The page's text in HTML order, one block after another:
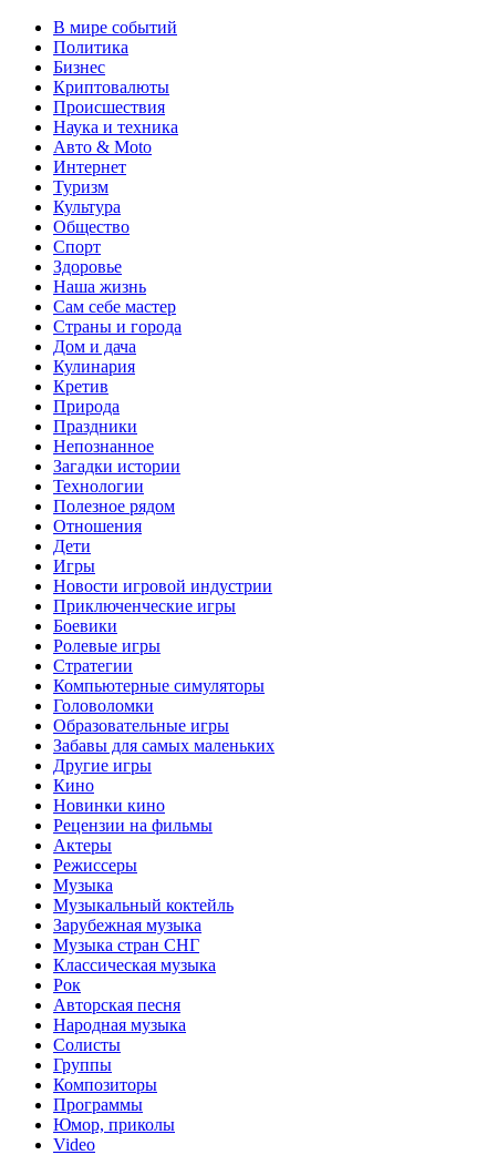
В мире событий
Политика
Бизнес
Криптовалюты
Происшествия
Наука и техника
Авто & Moto
Интернет
Туризм
Культура
Общество
Спорт
Здоровье
Наша жизнь
Сам себе мастер
Страны и города
Дом и дача
Кулинария
Кретив
Природа
Праздники
Непознанное
Загадки истории
Технологии
Полезное рядом
Отношения
Дети
Игры
Новости игровой индустрии
Приключенческие игры
Боевики
Ролевые игры
Стратегии
Компьютерные симуляторы
Головоломки
Образовательные игры
Забавы для самых маленьких
Другие игры
Кино
Новинки кино
Рецензии на фильмы
Актеры
Режиссеры
Музыка
Музыкальный коктейль
Зарубежная музыка
Музыка стран СНГ
Классическая музыка
Рок
Авторская песня
Народная музыка
Солисты
Группы
Композиторы
Программы
Юмор, приколы
Video